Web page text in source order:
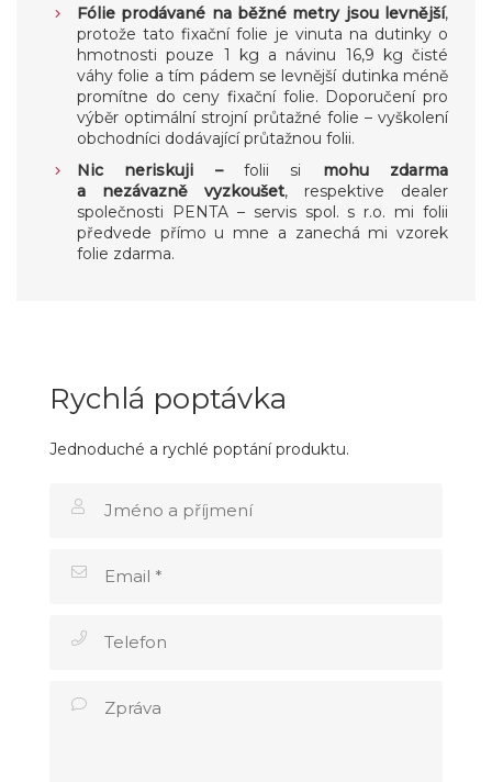
Fólie prodávané na běžné metry jsou levnější,
protože tato fixační folie je vinuta na dutinky o
hmotnosti pouze 1 kg a návinu 16,9 kg čisté
váhy folie a tím pádem se levnější dutinka méně
promítne do ceny fixační folie. Doporučení pro
výběr optimální strojní průtažné folie – vyškolení
obchodníci dodávající průtažnou folii.
Nic neriskuji – folii si mohu zdarma
a nezávazně vyzkoušet, respektive dealer
společnosti PENTA – servis spol. s r.o. mi folii
předvede přímo u mne a zanechá mi vzorek
folie zdarma.
Rychlá poptávka
Jednoduché a rychlé poptání produktu.